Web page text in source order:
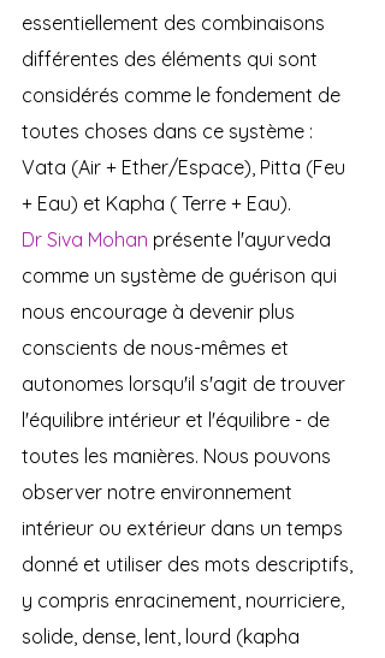
essentiellement des combinaisons
différentes des éléments qui sont
considérés comme le fondement de
toutes choses dans ce système :
Vata (Air + Ether/Espace), Pitta (Feu
+ Eau) et Kapha ( Terre + Eau).
Dr Siva Mohan présente l'ayurveda
comme un système de guérison qui
nous encourage à devenir plus
conscients de nous-mêmes et
autonomes lorsqu'il s'agit de trouver
l'équilibre intérieur et l'équilibre - de
toutes les manières. Nous pouvons
observer notre environnement
intérieur ou extérieur dans un temps
donné et utiliser des mots descriptifs,
y compris enracinement, nourriciere,
solide, dense, lent, lourd (kapha